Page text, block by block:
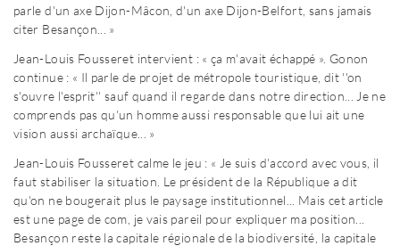
parle d'un axe Dijon-Mâcon, d'un axe Dijon-Belfort, sans jamais
citer Besançon... »
Jean-Louis Fousseret intervient : « ça m'avait échappé ». Gonon
continue : « Il parle de projet de métropole touristique, dit ''on
s'ouvre l'esprit'' sauf quand il regarde dans notre direction... Je ne
comprends pas qu'un homme aussi responsable que lui ait une
vision aussi archaïque... »
Jean-Louis Fousseret calme le jeu : « Je suis d'accord avec vous, il
faut stabiliser la situation. Le président de la République a dit
qu'on ne bougerait plus le paysage institutionnel... Mais cet article
est une page de com, je vais pareil pour expliquer ma position...
Besançon reste la capitale régionale de la biodiversité, la capitale